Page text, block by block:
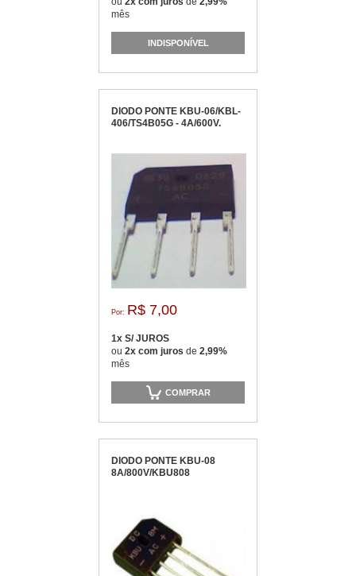
mês
INDISPONÍVEL
DIODO PONTE KBU-06/KBL-
406/TS4B05G - 4A/600V.
Por: R$ 7,00
1x S/ JUROS
ou 2x com juros de 2,99%
mês
COMPRAR
DIODO PONTE KBU-08
8A/800V/KBU808